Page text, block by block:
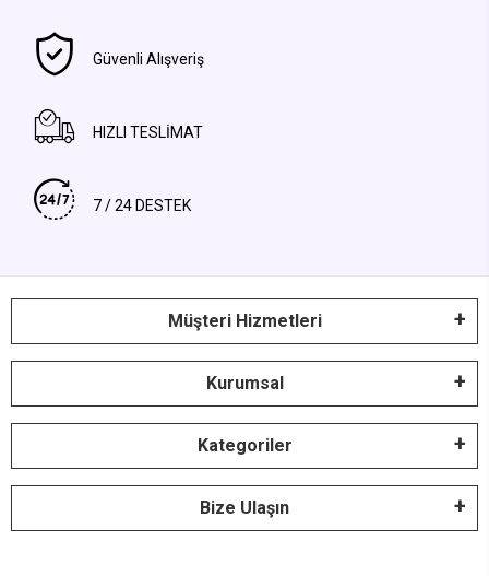
Güvenli Alışveriş
HIZLI TESLİMAT
7 / 24 DESTEK
Müşteri Hizmetleri
Kurumsal
Kategoriler
Bize Ulaşın